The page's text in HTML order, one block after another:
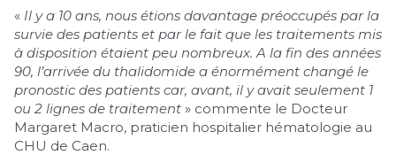
« Il y a 10 ans, nous étions davantage préoccupés par la
survie des patients et par le fait que les traitements mis
à disposition étaient peu nombreux. A la fin des années
90, l’arrivée du thalidomide a énormément changé le
pronostic des patients car, avant, il y avait seulement 1
ou 2 lignes de traitement » commente le Docteur
Margaret Macro, praticien hospitalier hématologie au
CHU de Caen.